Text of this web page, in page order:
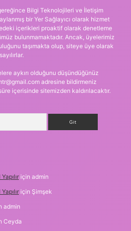
Bilgi Teknolojileri ve İletişim
bir Yer Sağlayıcı olarak hizmet
içerikleri proaktif olarak denetleme
bulunmamaktadır. Ancak, üyelerimiz
taşımakta olup, siteye üye olarak
aykırı olduğunu düşündüğünüz
adresine bildirmeniz
içerisinde sitemizden kaldırılacaktır.
için admin
için Şimşek
admin
Ceyda